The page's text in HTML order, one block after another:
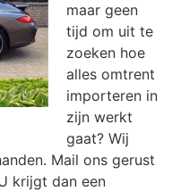
maar geen
tijd om uit te
zoeken hoe
alles omtrent
importeren in
zijn werkt
gaat? Wij
Mail ons gerust
krijgt dan een